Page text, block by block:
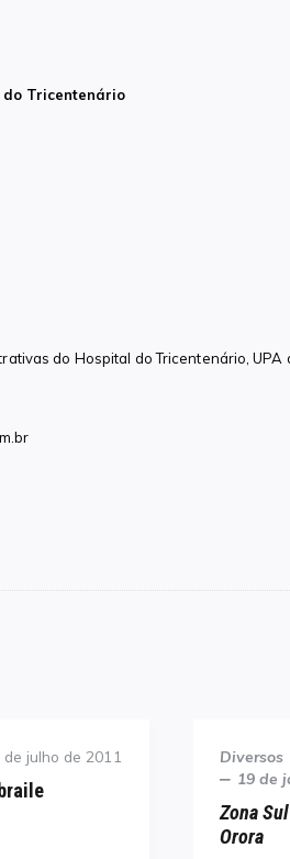
do Tricentenário
do Hospital do Tricentenário, UPA
de julho de 2011 Category
Diversos
Posted
19 de
Zona
Orora